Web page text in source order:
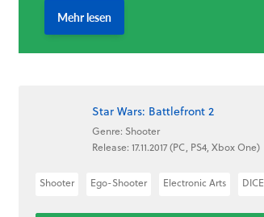
Star Wars: Battlefront 2
Genre: Shooter
Release: 17.11.2017 (PC, PS4, Xbox One)
Shooter Ego-Shooter Electronic Arts DICE